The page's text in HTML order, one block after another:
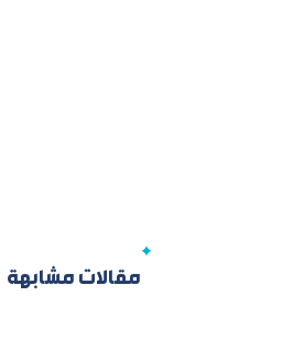
مقالات مشابهة